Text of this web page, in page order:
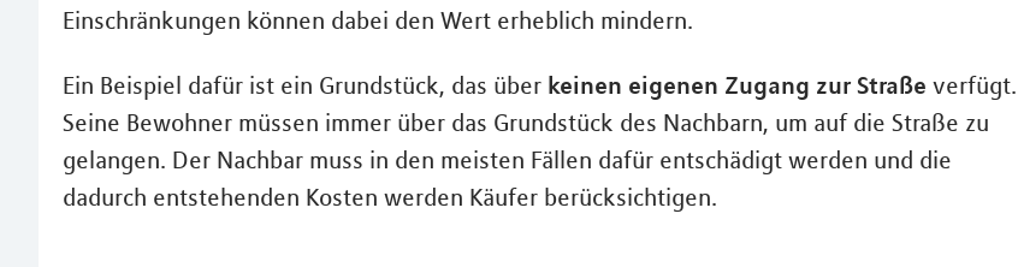
Einschränkungen können dabei den Wert erheblich mindern.
Ein Beispiel dafür ist ein Grundstück, das über keinen eigenen Zugang zur Straße verfügt.
Seine Bewohner müssen immer über das Grundstück des Nachbarn, um auf die Straße zu
gelangen. Der Nachbar muss in den meisten Fällen dafür entschädigt werden und die
dadurch entstehenden Kosten werden Käufer berücksichtigen.